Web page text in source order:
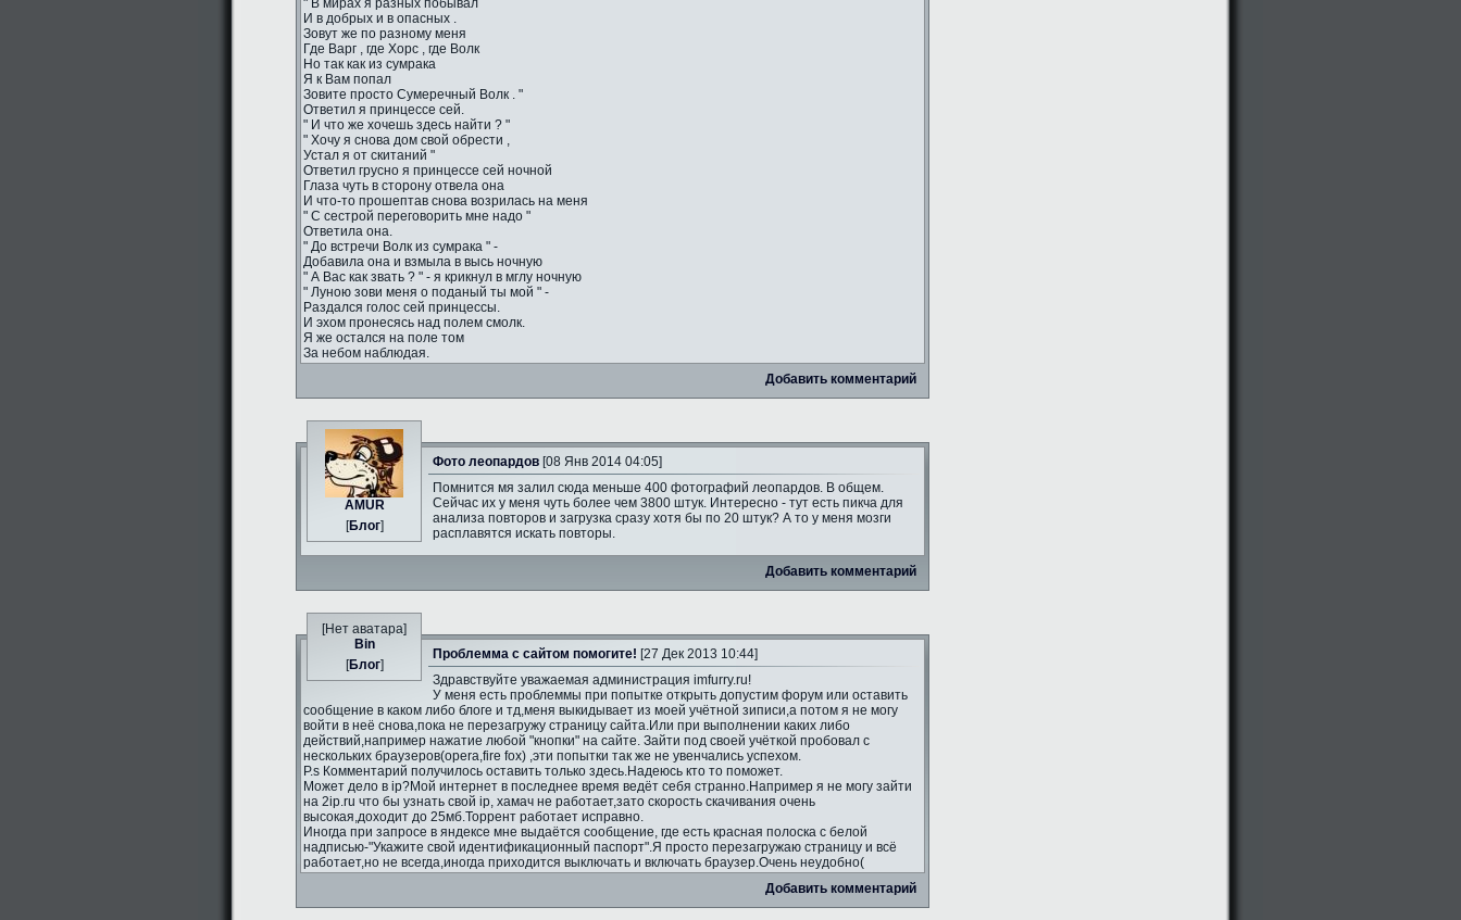
" В мирах я разных побывал
И в добрых и в опасных .
Зовут же по разному меня
Где Варг , где Хорс , где Волк
Но так как из сумрака
Я к Вам попал
Зовите просто Сумеречный Волк . "
Ответил я принцессе сей.
" И что же хочешь здесь найти ? "
" Хочу я снова дом свой обрести ,
Устал я от скитаний "
Ответил грусно я принцессе сей ночной
Глаза чуть в сторону отвела она
И что-то прошептав снова возрилась на меня
" С сестрой переговорить мне надо "
Ответила она.
" До встречи Волк из сумрака " -
Добавила она и взмыла в высь ночную
" А Вас как звать ? " - я крикнул в мглу ночную
" Луною зови меня о поданый ты мой " -
Раздался голос сей принцессы.
И эхом пронесясь над полем смолк.
Я же остался на поле том
За небом наблюдая.
Добавить комментарий
AMUR
[Блог]
Фото леопардов [08 Янв 2014 04:05]
Помнится мя залил сюда меньше 400 фотографий леопардов. В общем.
Сейчас их у меня чуть более чем 3800 штук. Интересно - тут есть пикча для
анализа повторов и загрузка сразу хотя бы по 20 штук? А то у меня мозги
расплавятся искать повторы.
Добавить комментарий
[Нет аватара]
Bin
[Блог]
Проблемма с сайтом помогите! [27 Дек 2013 10:44]
Здравствуйте уважаемая администрация imfurry.ru!
У меня есть проблеммы при попытке открыть допустим форум или оставить
сообщение в каком либо блоге и тд,меня выкидывает из моей учётной зиписи,а потом я не могу
войти в неё снова,пока не перезагружу страницу сайта.Или при выполнении каких либо
действий,например нажатие любой "кнопки" на сайте. Зайти под своей учёткой пробовал с
нескольких браузеров(opera,fire fox) ,эти попытки так же не увенчались успехом.
P.s Комментарий получилось оставить только здесь.Надеюсь кто то поможет.
Может дело в ip?Мой интернет в последнее время ведёт себя странно.Например я не могу зайти
на 2ip.ru что бы узнать свой ip, хамач не работает,зато скорость скачивания очень
высокая,доходит до 25мб.Торрент работает исправно.
Иногда при запросе в яндексе мне выдаётся сообщение, где есть красная полоска с белой
надписью-"Укажите свой идентификационный паспорт".Я просто перезагружаю страницу и всё
работает,но не всегда,иногда приходится выключать и включать браузер.Очень неудобно(
Добавить комментарий